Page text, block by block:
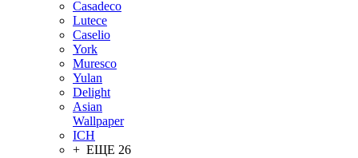
Casadeco
Lutece
Caselio
York
Muresco
Yulan
Delight
Asian
Wallpaper
ICH
+ ЕЩЕ 26